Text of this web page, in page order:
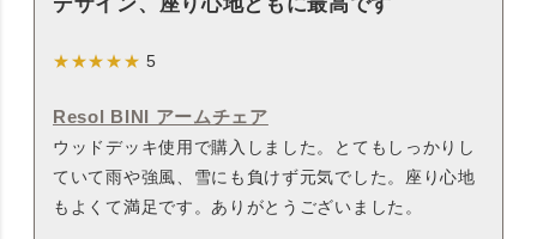
デザイン、座り心地ともに最高です
★★★★★ 5
Resol BINI アームチェア
ウッドデッキ使用で購入しました。とてもしっかりし
ていて雨や強風、雪にも負けず元気でした。座り心地
もよくて満足です。ありがとうございました。